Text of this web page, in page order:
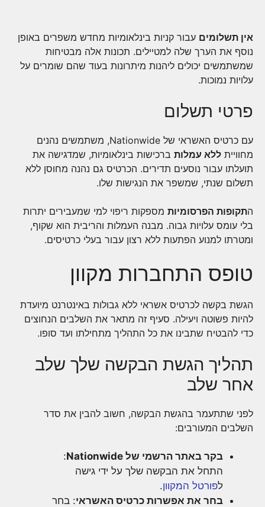
אין תשלומים עבור קניות בינלאומיות מחדש משפרים באופן
נוסף את הערך שלה למטיילים. תכונות אלה מבטיחות
שמשתמשים יכולים ליהנות מיתרונות בעוד שהם שומרים על
עלויות נמוכות.
פרטי תשלום
עם כרטיס האשראי של Nationwide, משתמשים נהנים
מחוויית ללא עמלות ברכישות בינלאומיות, שמדגישה את
תועלתו עבור נוסעים תדירים. הכרטיס גם נהנה מחוסן ללא
תשלום שנתי, שמשפר את הנגישות שלו.
התקופות הפרסומיות מספקות ריפוי למי שמעבירים יתרות
בלי עומס עלויות גבוה. מבנה העמלות והריבית הוא שקוף,
ומטרתו למנוע הפתעות ללא רצון עבור בעלי כרטיסים.
טופס התחברות מקוון
הגשת בקשה לכרטיס אשראי ללא גבולות באינטרנט מיועדת
להיות פשוטה ויעילה. סעיף זה מתאר את השלבים הנחוצים
כדי להבטיח שתבינו את כל התהליך מתחילתו ועד סופו.
תהליך הגשת הבקשה שלך שלב
אחר שלב
לפני שתתעמר בהגשת הבקשה, חשוב להבין את סדר
השלבים המעורבים:
בקר באתר הרשמי של Nationwide
:
התחל את הבקשה שלך על ידי גישה
לפורטל המקוון.
בחר את אפשרות כרטיס האשראי: בחר